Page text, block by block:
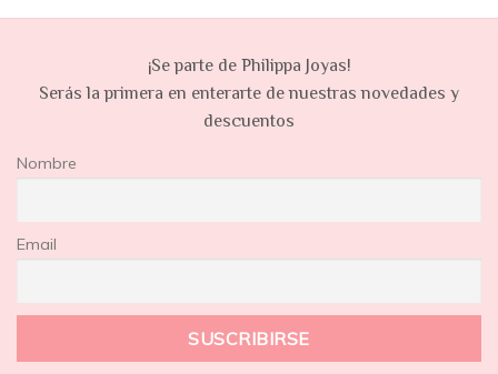
¡Se parte de Philippa Joyas!
Serás la primera en enterarte de nuestras novedades y
descuentos
Nombre
Email